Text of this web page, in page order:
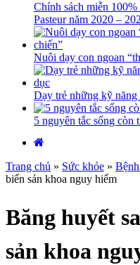
Chính sách miễn
Pasteur năm 2020 –
Nuôi dạy con ngoan
Dạy trẻ những kỹ năng
5 nguyên tắc sống còn
Trang chủ » Sức khỏe »
biến sản khoa nguy hiểm
Băng huyết
sản khoa